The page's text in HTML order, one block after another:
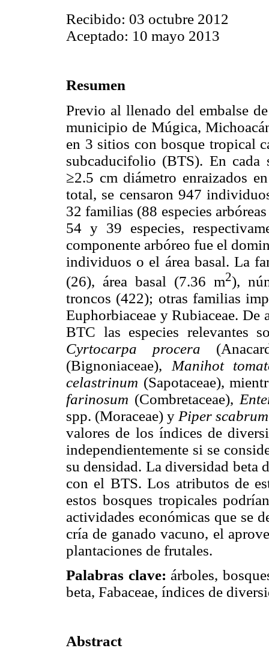
Recibido: 03 octubre 2012
Aceptado: 10 mayo 2013
Resumen
Previo al llenado del embalse
municipio de Múgica,
en 3 sitios con bosque tropical
subcaducifolio (BTS). En cada
≥2.5 cm diámetro enraizados
total, se censaron 947
32 familias (88 especies
54 y 39 especies,
componente arbóreo fue el
individuos o el área basal. La
(26), área basal (7.36 m2),
troncos (422); otras familias
Euphorbiaceae y Rubiaceae.
BTC las especies relevantes
Cyrtocarpa procera
(Bignoniaceae), Manihot
celastrinum (Sapotaceae),
farinosum (Combretaceae),
spp. (Moraceae) y Piper scabrum
valores de los índices de
independientemente si se
su densidad. La diversidad beta
con el BTS. Los atributos de
estos bosques tropicales
actividades económicas que se
cría de ganado vacuno, el
plantaciones de frutales.
Palabras clave: árboles,
beta, Fabaceae, índices de
Abstract